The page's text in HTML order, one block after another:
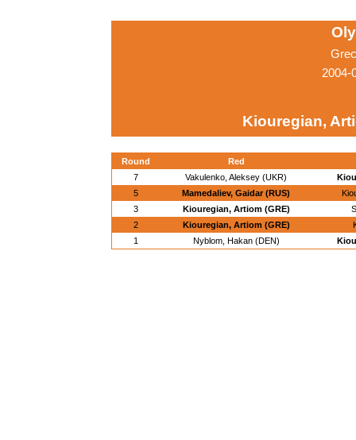
2004-
Kiouregian,
Round
Red
7
Vakulenko, Aleksey (UKR)
5
Mamedaliev, Gaidar (RUS)
3
Kiouregian, Artiom (GRE)
2
Kiouregian, Artiom (GRE)
1
Nyblom, Hakan (DEN)